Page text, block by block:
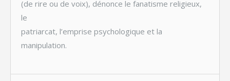
(de rire ou de voix), dénonce le fanatisme religieux,
le
patriarcat, l’emprise psychologique et la
manipulation.